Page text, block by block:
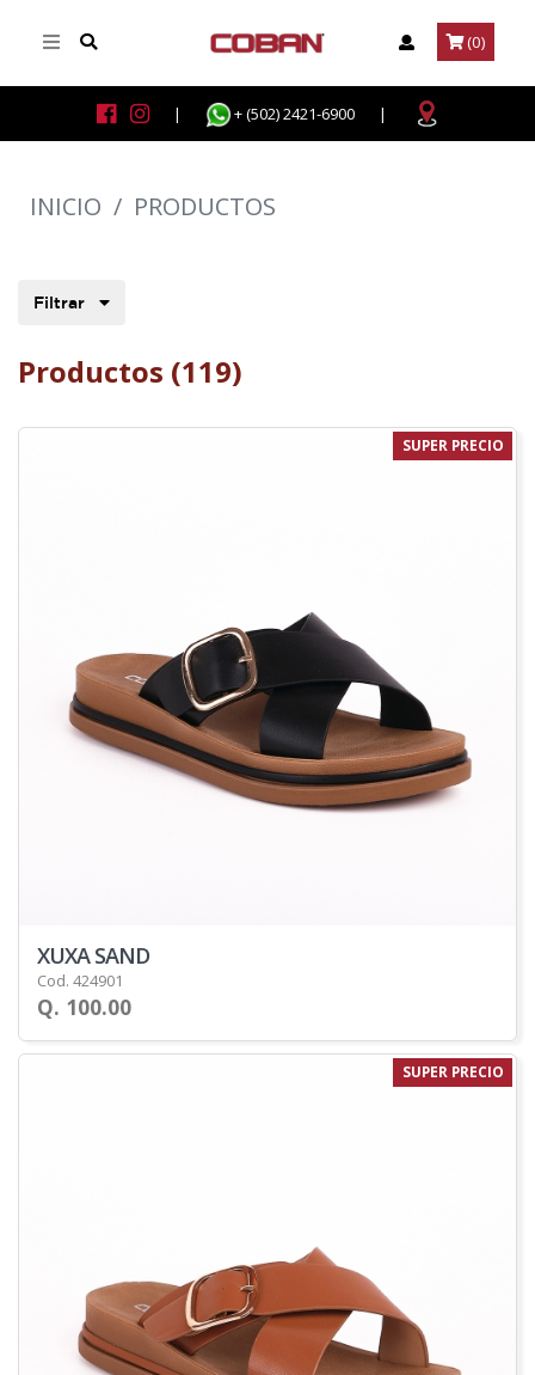
(0)
| + (502) 2421-6900 |
INICIO / PRODUCTOS
Filtrar
Productos (119)
SUPER PRECIO
XUXA SAND
Cod. 424901
Q. 100.00
SUPER PRECIO